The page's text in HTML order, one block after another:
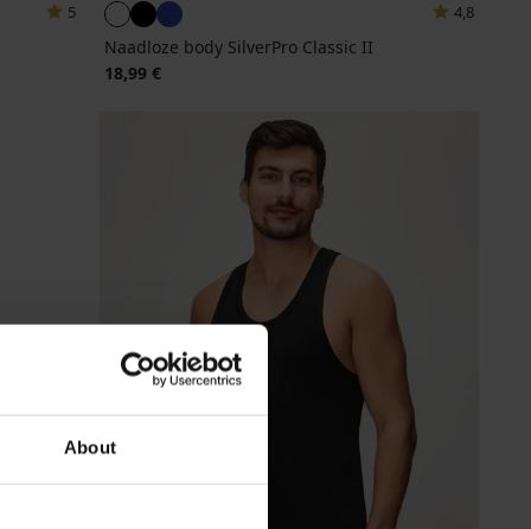
About
5 4,8
Naadloze body SilverPro Classic II
18,99 €